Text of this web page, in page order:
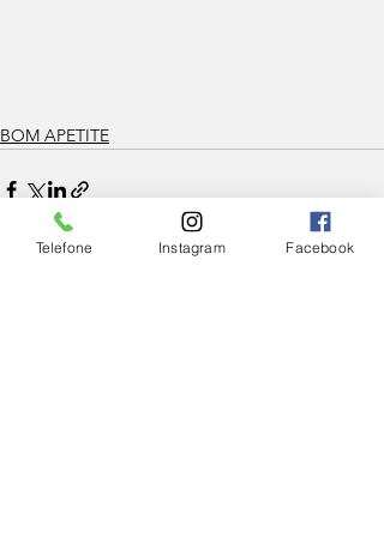
BOM APETITE
Telefone Instagram Facebook